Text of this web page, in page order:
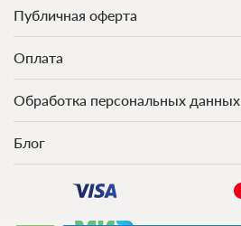
Публичная оферта
Оплата
Обработка персональных данных
Блог